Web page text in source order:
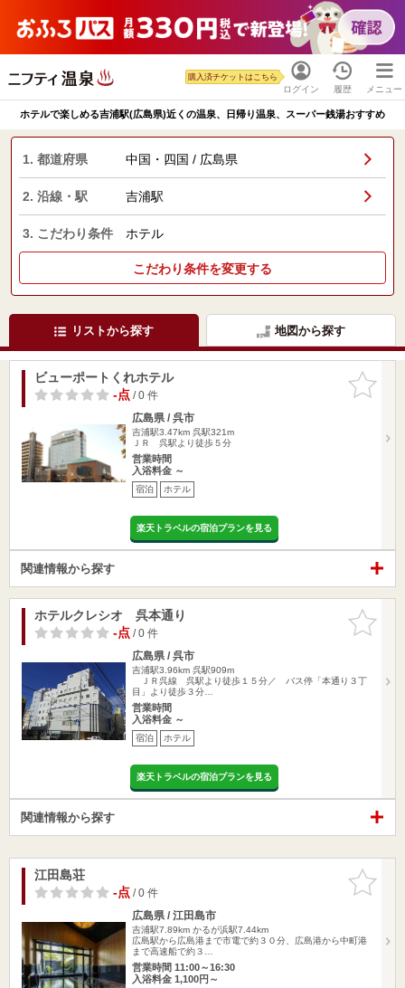
ログイン
購入済チケットはこちら
履歴 メニュー
ホテルで楽しめる吉浦駅(広島県)近くの温泉、日帰り温泉、スーパー銭湯おすすめ
1. 都道府県 中国・四国 / 広島県
2. 沿線・駅 吉浦駅
3. こだわり条件 ホテル
こだわり条件を変更する
リストから探す 地図から探す
お気に入
りに追加
ビューポートくれホテル
-点/ 0 件
広島県 / 呉市
吉浦駅3.47km 呉駅321m
ＪＲ 呉駅より徒歩５分
営業時間
入浴料金 ～
宿泊 ホテル
楽天トラベルの宿泊プランを見る
関連情報から探す
お気に入
りに追加
ホテルクレシオ 呉本通り
-点/ 0 件
広島県 / 呉市
吉浦駅3.96km 呉駅909m
ＪＲ呉線 呉駅より徒歩１５分／ バス停「本通り３丁
目」より徒歩３分…
営業時間
入浴料金 ～
宿泊 ホテル
楽天トラベルの宿泊プランを見る
関連情報から探す
お気に入
りに追加
江田島荘
-点/ 0 件
広島県 / 江田島市
吉浦駅7.89km かるが浜駅7.44km
広島駅から広島港まで市電で約３０分、広島港から中町港
まで高速船で約３…
営業時間 11:00～16:30
入浴料金 1,100円～